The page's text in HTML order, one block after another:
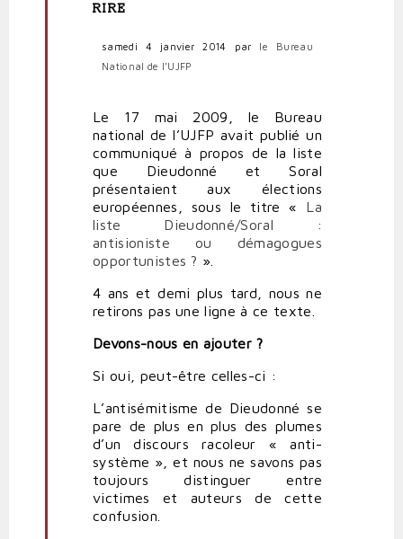
RIRE
samedi 4 janvier 2014 par le Bureau
National de l’UJFP
Le 17 mai 2009, le Bureau
national de l’UJFP avait publié un
communiqué à propos de la liste
que Dieudonné et Soral
présentaient aux élections
européennes, sous le titre « La
liste Dieudonné/Soral :
antisioniste ou démagogues
opportunistes ? ».
4 ans et demi plus tard, nous ne
retirons pas une ligne à ce texte.
Devons-nous en ajouter ?
Si oui, peut-être celles-ci :
L’antisémitisme de Dieudonné se
pare de plus en plus des plumes
d’un discours racoleur « anti-
système », et nous ne savons pas
toujours distinguer entre
victimes et auteurs de cette
confusion.